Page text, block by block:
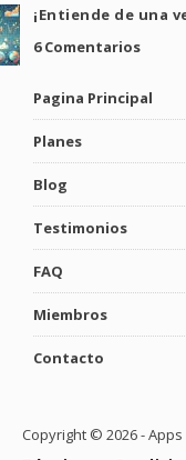
¡Entiende de una
6 Comentarios
Pagina Principal
Planes
Blog
Testimonios
FAQ
Miembros
Contacto
Copyright © 2026 -